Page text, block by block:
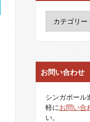
お問い合わせ
シンガポール
軽にお問い合
い。